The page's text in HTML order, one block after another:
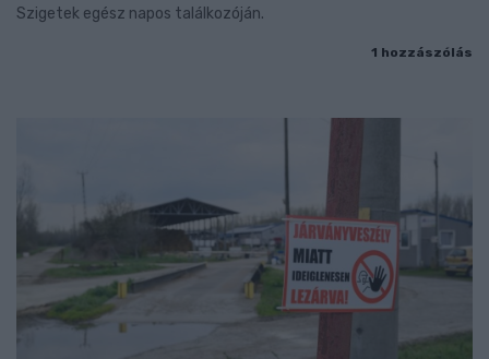
Szigetek egész napos találkozóján.
1 hozzászólás